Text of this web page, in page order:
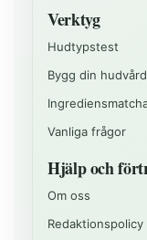
Verktyg
Hudtypstest
Bygg din
Vanliga frågor
Hjälp och
Om oss
Redaktionspolicy